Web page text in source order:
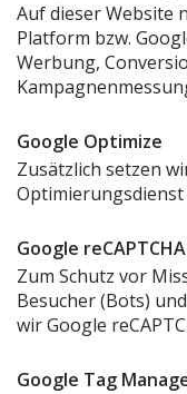
Auf dieser Website
Platform bzw.
Werbung,
Google Optimize
Zusätzlich setzen
Optimierungsdienst
Google reCAPTCHA
Zum Schutz vor
Besucher (Bots)
wir Google
Google Tag